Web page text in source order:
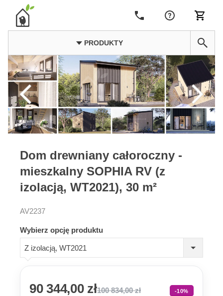
PRODUKTY
Dom drewniany całoroczny -
mieszkalny SOPHIA RV (z
izolacją, WT2021), 30 m²
AV2237
Wybierz opcję produktu
Z izolacją, WT2021
90 344,00 zł100 834,00 zł -10%